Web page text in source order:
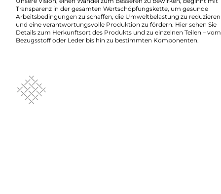
Transparenz in der gesamten Wertschöpfungskette, um gesunde
Arbeitsbedingungen zu schaffen, die Umweltbelastung zu reduzieren
und eine verantwortungsvolle Produktion zu fördern. Hier sehen Sie
Details zum Herkunftsort des Produkts und zu einzelnen Teilen – vom
Bezugsstoff oder Leder bis hin zu bestimmten Komponenten.